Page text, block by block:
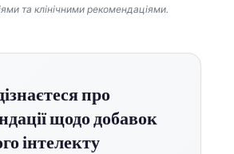
та клінічними рекомендаціями.
про
щодо добавок
інтелекту